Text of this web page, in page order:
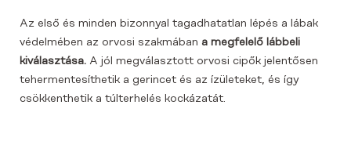
Az első és minden bizonnyal tagadhatatlan lépés a lábak
védelmében az orvosi szakmában a megfelelő lábbeli
kiválasztása. A jól megválasztott orvosi cipők jelentősen
tehermentesíthetik a gerincet és az ízületeket, és így
csökkenthetik a túlterhelés kockázatát.